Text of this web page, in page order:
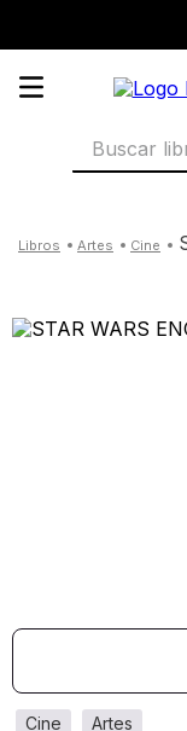
Buscar libros
artes cine
artes
cine